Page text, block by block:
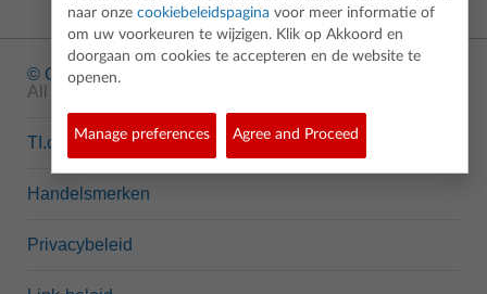
© Copyright
All rights reserved.
TI.com
Handelsmerken
Privacybeleid
naar onze cookiebeleidspagina voor meer informatie of
om uw voorkeuren te wijzigen. Klik op Akkoord en
doorgaan om cookies te accepteren en de website te
openen.
Manage preferences Agree and Proceed